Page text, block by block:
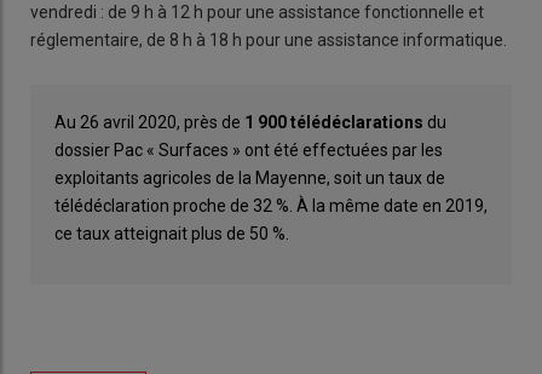
vendredi : de 9 h à 12 h pour une assistance fonctionnelle et
réglementaire, de 8 h à 18 h pour une assistance informatique.
Au 26 avril 2020, près de 1 900 télédéclarations du
dossier Pac « Surfaces » ont été effectuées par les
exploitants agricoles de la Mayenne, soit un taux de
télédéclaration proche de 32 %. À la même date en 2019,
ce taux atteignait plus de 50 %.